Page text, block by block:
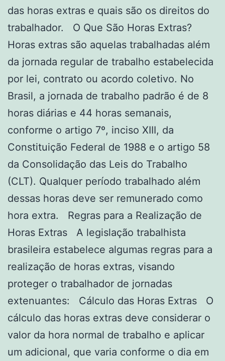
das horas extras e quais são os direitos do
trabalhador. O Que São Horas Extras?
Horas extras são aquelas trabalhadas além
da jornada regular de trabalho estabelecida
por lei, contrato ou acordo coletivo. No
Brasil, a jornada de trabalho padrão é de 8
horas diárias e 44 horas semanais,
conforme o artigo 7º, inciso XIII, da
Constituição Federal de 1988 e o artigo 58
da Consolidação das Leis do Trabalho
(CLT). Qualquer período trabalhado além
dessas horas deve ser remunerado como
hora extra. Regras para a Realização de
Horas Extras A legislação trabalhista
brasileira estabelece algumas regras para a
realização de horas extras, visando
proteger o trabalhador de jornadas
extenuantes: Cálculo das Horas Extras O
cálculo das horas extras deve considerar o
valor da hora normal de trabalho e aplicar
um adicional, que varia conforme o dia em